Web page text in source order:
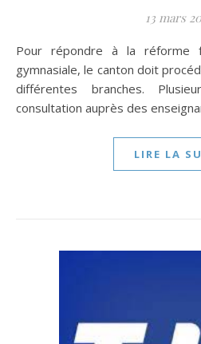
13 mars
Pour répondre à la réforme fédérale de la maturité
gymnasiale, le canton doit
différentes branches.
consultation auprès des
LIRE LA